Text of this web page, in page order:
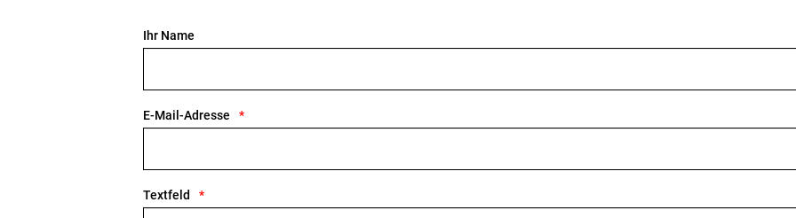
Ihr Name
E-Mail-Adresse
Textfeld